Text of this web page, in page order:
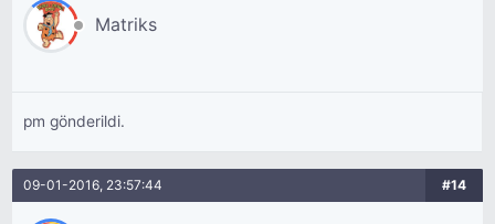
Matriks
pm gönderildi.
09-01-2016, 23:57:44 #14